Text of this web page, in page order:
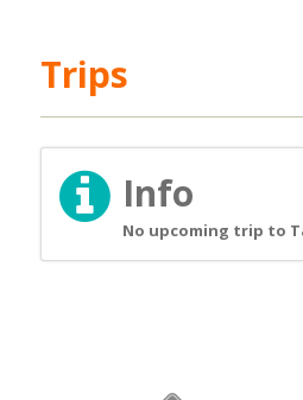
Trips
Info
No upcoming trip to